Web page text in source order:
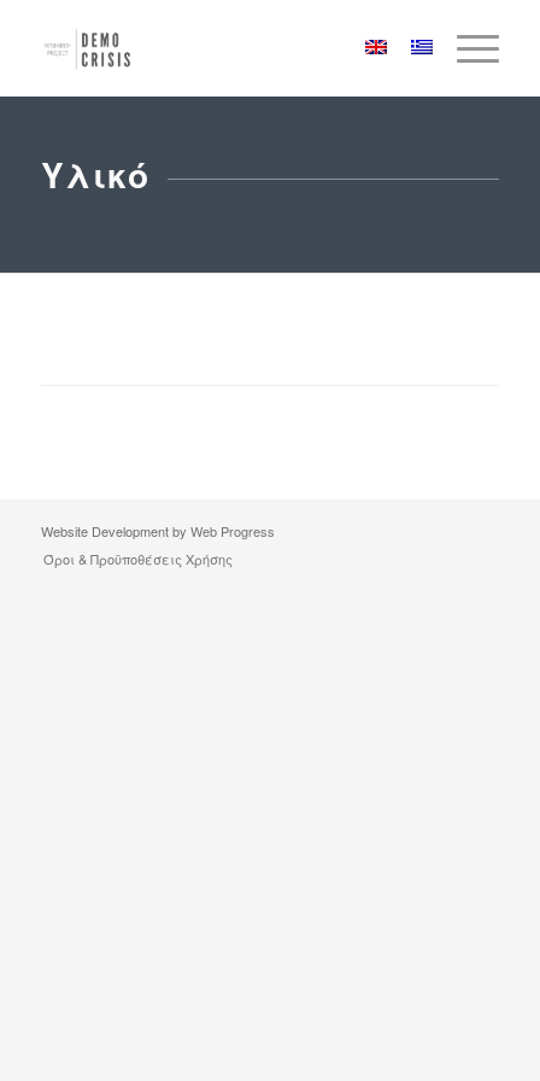
Υλικό
Website Development by Web Progress
Όροι & Προϋποθέσεις Χρήσης